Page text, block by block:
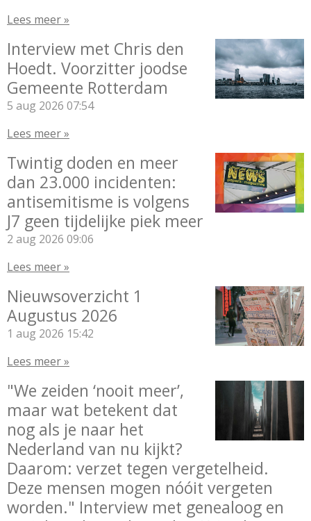
Lees meer »
Interview met Chris den
Hoedt. Voorzitter joodse
Gemeente Rotterdam
5 aug 2026 07:54
Lees meer »
Twintig doden en meer
dan 23.000 incidenten:
antisemitisme is volgens
J7 geen tijdelijke piek meer
2 aug 2026 09:06
Lees meer »
Nieuwsoverzicht 1
Augustus 2026
1 aug 2026 15:42
Lees meer »
"We zeiden ‘nooit meer’,
maar wat betekent dat
nog als je naar het
Nederland van nu kijkt?
Daarom: verzet tegen vergetelheid.
Deze mensen mogen nóóit vergeten
worden." Interview met genealoog en